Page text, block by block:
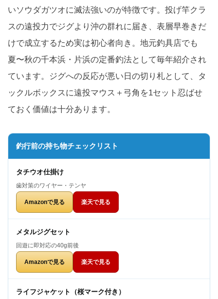
いソウダガツオに滅法強いのが特徴です。投げ竿クラ
スの遠投力でジグより沖の群れに届き、表層早巻きだ
けで成立するため実は初心者向き。地元釣具店でも
夏〜秋の千本浜・片浜の定番釣法として毎年紹介され
ています。ジグへの反応が悪い日の切り札として、タ
ックルボックスに遠投マウス＋弓角を1セット忍ばせ
ておく価値は十分あります。
釣行前の持ち物チェックリスト
タチウオ仕掛け
歯対策のワイヤー・テンヤ
Amazonで見る 楽天で見る
メタルジグセット
回遊に即対応の40g前後
Amazonで見る 楽天で見る
ライフジャケット（桜マーク付き）